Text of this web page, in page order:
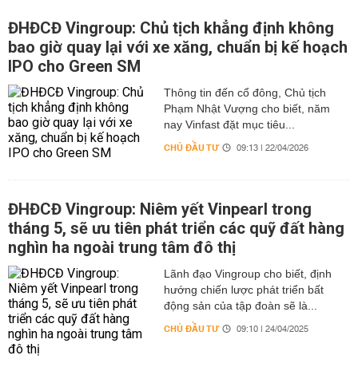
ĐHĐCĐ Vingroup: Chủ tịch khẳng định không
bao giờ quay lại với xe xăng, chuẩn bị kế hoạch
IPO cho Green SM
Thông tin đến cổ đông, Chủ tịch
Phạm Nhật Vượng cho biết, năm
nay Vinfast đặt mục tiêu...
CHỦ ĐẦU TƯ 09:13 | 22/04/2026
ĐHĐCĐ Vingroup: Niêm yết Vinpearl trong
tháng 5, sẽ ưu tiên phát triển các quỹ đất hàng
nghìn ha ngoài trung tâm đô thị
Lãnh đạo Vingroup cho biết, định
hướng chiến lược phát triển bất
động sản của tập đoàn sẽ là...
CHỦ ĐẦU TƯ 09:10 | 24/04/2025